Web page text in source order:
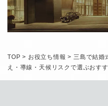
TOP > お役立ち情報 > 三島で結婚
え・導線・天候リスクで選ぶおす